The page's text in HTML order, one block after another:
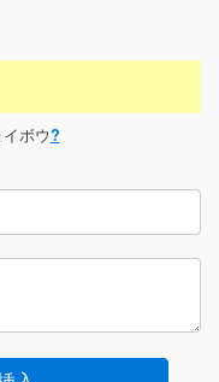
ボウ?